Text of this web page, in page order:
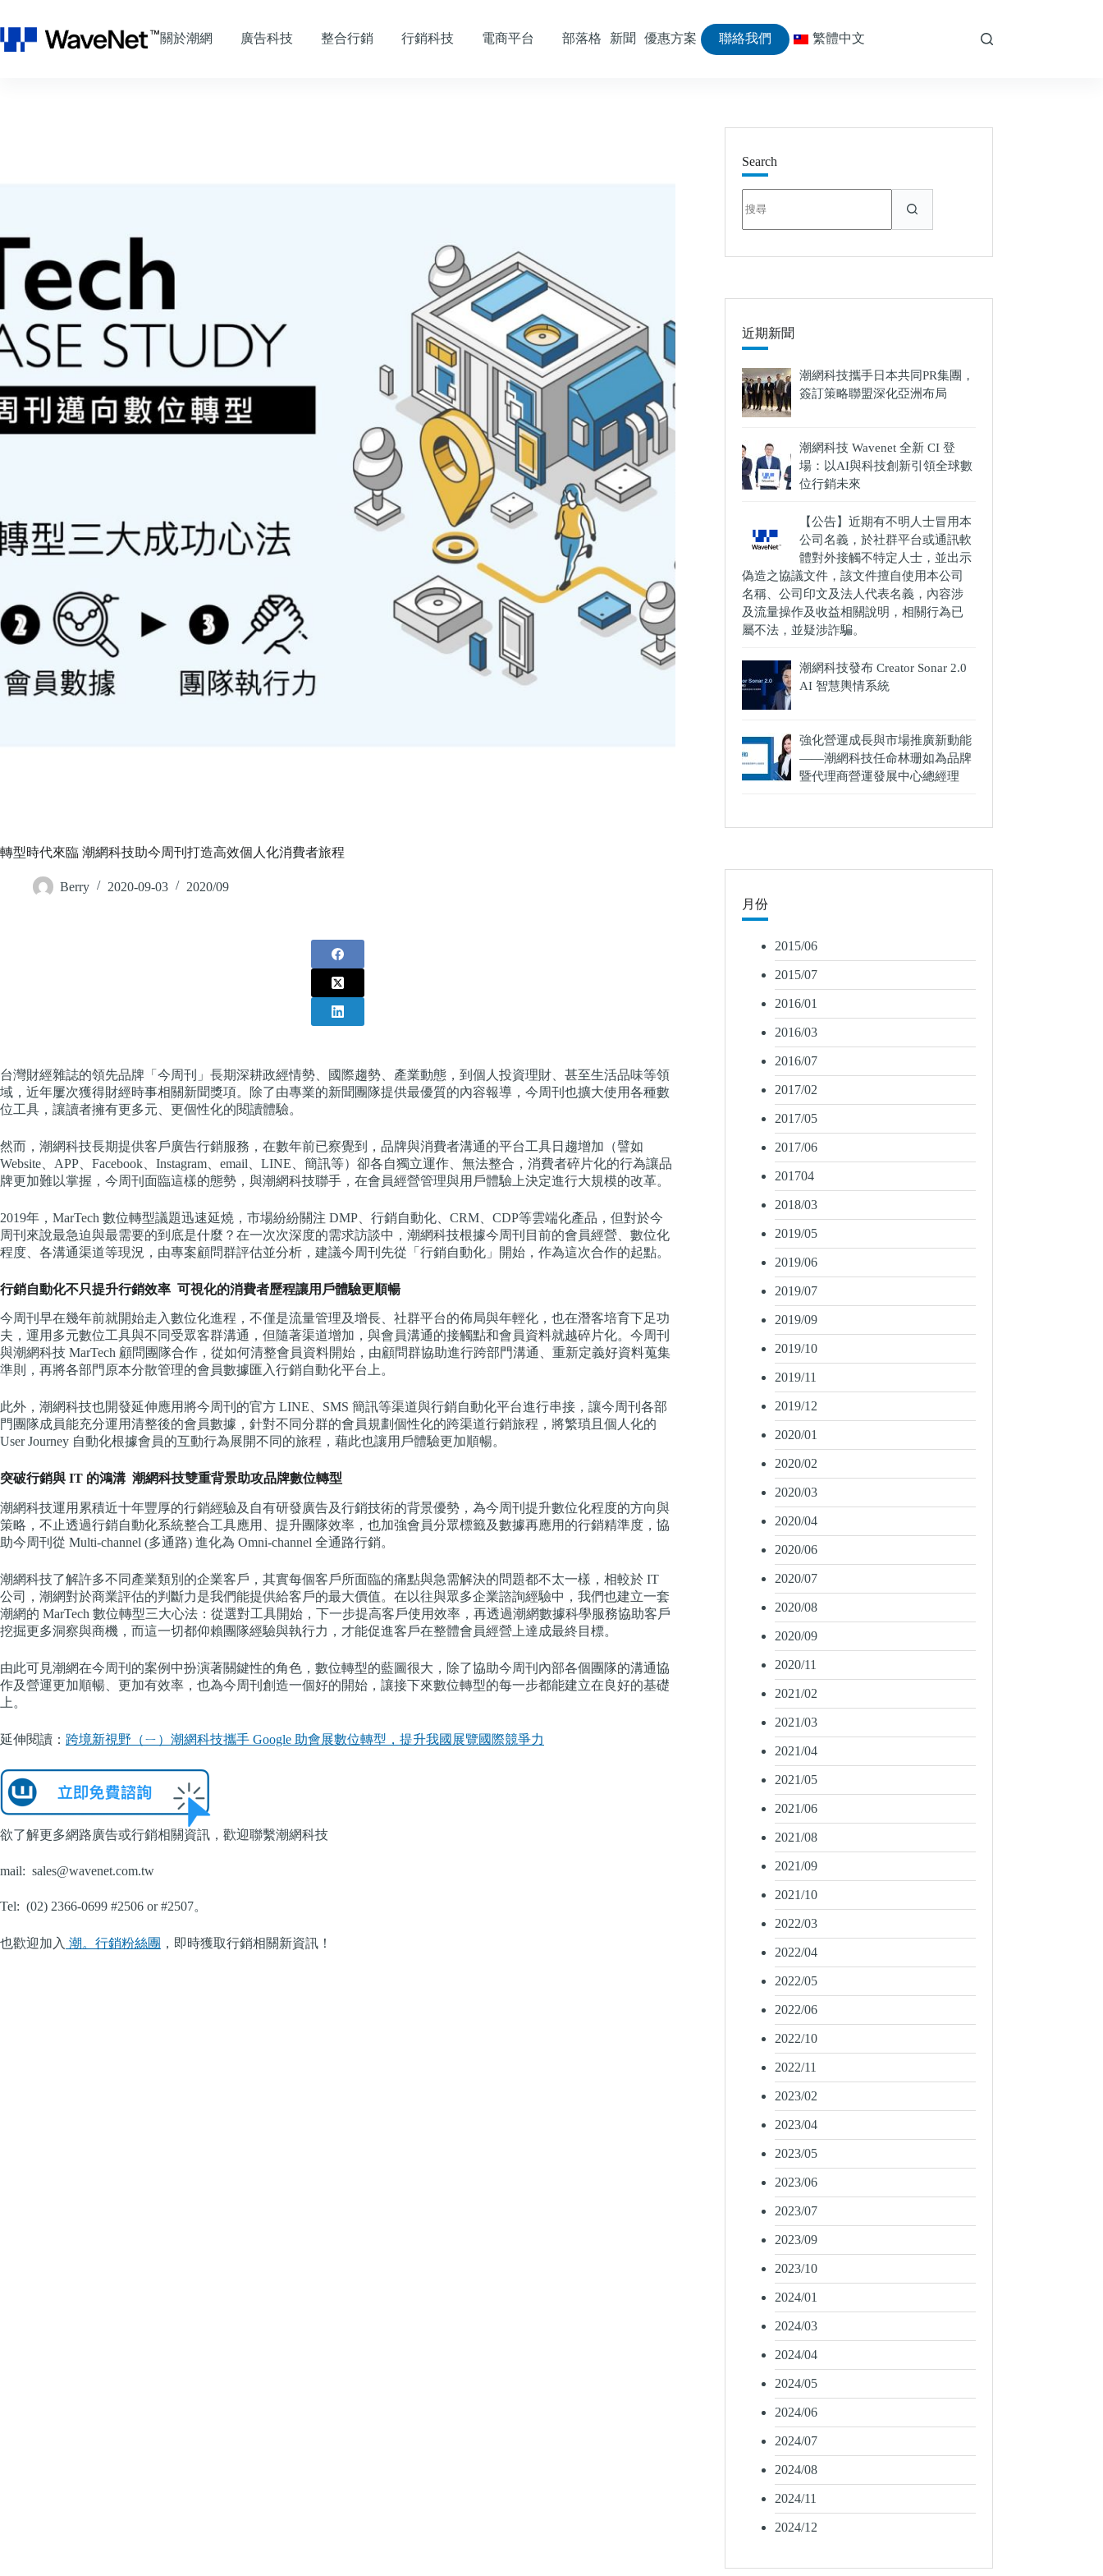
至
主
關於潮網 廣告科技 整合行銷 行銷科技 電商平台 部落格 新聞 優惠方案 聯絡我們 繁體中文
轉型時代來臨 潮網科技助今周刊打造高效個人化消費者旅程
Berry 2020-09-03 2020/09
台灣財經雜誌的領先品牌「今周刊」 長期深耕政經情勢、國際趨勢、產業動態，到個人投資理財、 甚至生活品味等領
域，近年屢次獲得財經時事相關新聞獎項。除了由專業的新聞團隊提供最優質的內容報導，今周刊也擴大使用各種數
位工具，讓讀者擁有更多元、更個性化的閱讀體驗。
然而，潮網科技長期提供客戶廣告行銷服務，在數年前已察覺到，品牌與消費者溝通的平台工具日趨增加（譬如
Website、APP、Facebook、Instagram、email、LINE、簡訊等）卻各自獨立運作、無法整合，消費者碎片化的行為讓品
牌更加難以掌握，今周刊面臨這樣的態勢，與潮網科技聯手，在會員經營管理與用戶體驗上決定進行大規模的改革。
2019年，MarTech 數位轉型議題迅速延燒，市場紛紛關注 DMP、行銷自動化、CRM、CDP等雲端化產品，但對於今
周刊來說最急迫與最需要的到底是什麼？在一次次深度的需求訪談中，潮網科技根據今周刊目前的會員經營、數位化
程度、各溝通渠道等現況，由專案顧問群評估並分析，建議今周刊先從「行銷自動化」開始，作為這次合作的起點。
行銷自動化不只提升行銷效率 可視化的消費者歷程讓用戶體驗更順暢
今周刊早在幾年前就開始走入數位化進程，不僅是流量管理及增長、社群平台的佈局與年輕化，也在潛客培育下足功
夫，運用多元數位工具與不同受眾客群溝通，但隨著渠道增加，與會員溝通的接觸點和會員資料就越碎片化。今周刊
與潮網科技 MarTech 顧問團隊合作，從如何清整會員資料開始，由顧問群協助進行跨部門溝通、重新定義好資料蒐集
準則，再將各部門原本分散管理的會員數據匯入行銷自動化平台上。
此外，潮網科技也開發延伸應用將今周刊的官方 LINE、SMS 簡訊等渠道與行銷自動化平台進行串接，讓今周刊各部
門團隊成員能充分運用清整後的會員數據，針對不同分群的會員規劃個性化的跨渠道行銷旅程，將繁瑣且個人化的
User Journey 自動化根據會員的互動行為展開不同的旅程，藉此也讓用戶體驗更加順暢。
突破行銷與 IT 的鴻溝 潮網科技雙重背景助攻品牌數位轉型
潮網科技運用累積近十年豐厚的行銷經驗及自有研發廣告及行銷技術的背景優勢，為今周刊提升數位化程度的方向與
策略，不止透過行銷自動化系統整合工具應用、提升團隊效率，也加強會員分眾標籤及數據再應用的行銷精準度，協
助今周刊從 Multi-channel (多通路) 進化為 Omni-channel 全通路行銷。
潮網科技了解許多不同產業類別的企業客戶，其實每個客戶所面臨的痛點與急需解決的問題都不太一樣，相較於 IT
公司，潮網對於商業評估的判斷力是我們能提供給客戶的最大價值。在以往與眾多企業諮詢經驗中，我們也建立一套
潮網的 MarTech 數位轉型三大心法：從選對工具開始，下一步提高客戶使用效率，再透過潮網數據科學服務協助客戶
挖掘更多洞察與商機，而這一切都仰賴團隊經驗與執行力，才能促進客戶在整體會員經營上達成最終目標。
由此可見潮網在今周刊的案例中扮演著關鍵性的角色，數位轉型的藍圖很大，除了協助今周刊內部各個團隊的溝通協
作及營運更加順暢、更加有效率，也為今周刊創造一個好的開始，讓接下來數位轉型的每一步都能建立在良好的基礎
上。
延伸閱讀： 跨境新視野（ㄧ）潮網科技攜手 Google 助會展數位轉型，提升我國展覽國際競爭力
欲了解更多網路廣告或行銷相關資訊，歡迎聯繫潮網科技
mail: sales@wavenet.com.tw
Tel: (02) 2366-0699 #2506 or #2507。
也歡迎加入 潮。行銷粉絲團 ，即時獲取行銷相關新資訊！
Search
不
到
件
結
果
近期新聞
潮網科技攜手日本共同PR集團，
簽訂策略聯盟深化亞洲布局
潮網科技 Wavenet 全新 CI 登
場：以AI與科技創新引領全球數
位行銷未來
【公告】近期有不明人士冒用本
公司名義，於社群平台或通訊軟
體對外接觸不特定人士，並出示
偽造之協議文件，該文件擅自使用本公司
名稱、公司印文及法人代表名義，內容涉
及流量操作及收益相關說明，相關行為已
屬不法，並疑涉詐騙。
潮網科技發布 Creator Sonar 2.0
AI 智慧輿情系統
強化營運成長與市場推廣新動能
——潮網科技任命林珊如為品牌
暨代理商營運發展中心總經理
月份
2015/06
2015/07
2016/01
2016/03
2016/07
2017/02
2017/05
2017/06
201704
2018/03
2019/05
2019/06
2019/07
2019/09
2019/10
2019/11
2019/12
2020/01
2020/02
2020/03
2020/04
2020/06
2020/07
2020/08
2020/09
2020/11
2021/02
2021/03
2021/04
2021/05
2021/06
2021/08
2021/09
2021/10
2022/03
2022/04
2022/05
2022/06
2022/10
2022/11
2023/02
2023/04
2023/05
2023/06
2023/07
2023/09
2023/10
2024/01
2024/03
2024/04
2024/05
2024/06
2024/07
2024/08
2024/11
2024/12